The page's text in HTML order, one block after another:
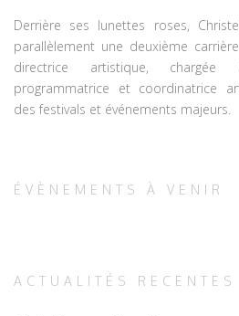
Derrière ses lunettes roses,
parallèlement une deuxième
directrice artistique, chargée
programmatrice et coordinatrice
des festivals et événements majeurs.
ÉVÈNEMENTS À VENIR
ACTUALITÉS RECENTES